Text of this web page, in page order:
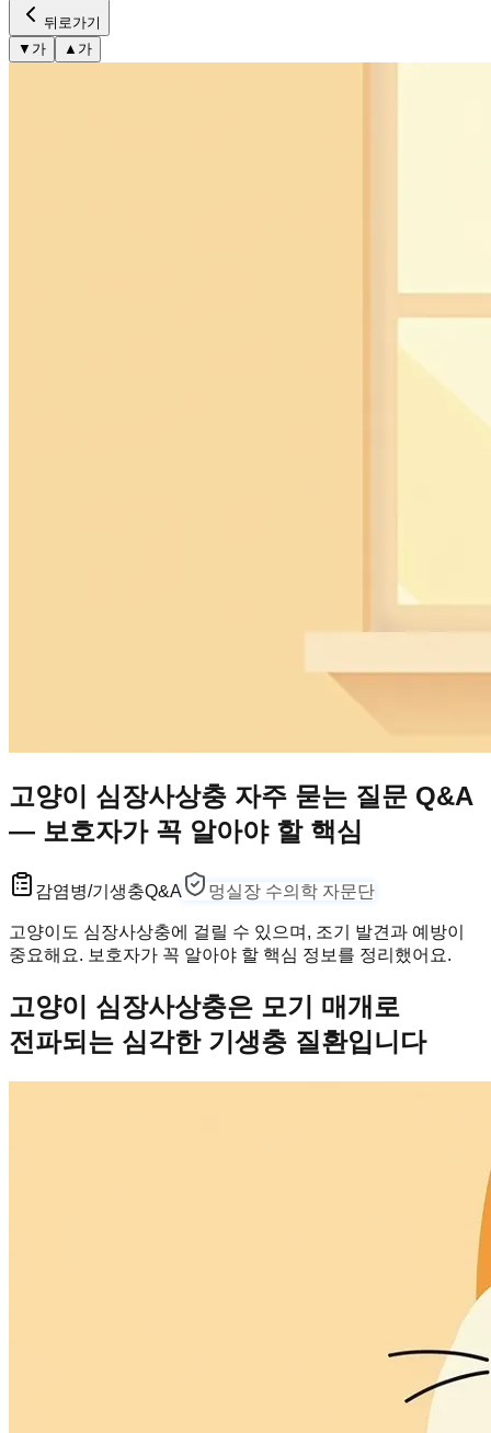
뒤로가기
▼ 가 ▲ 가
고양이 심장사상충 자주 묻는 질문 Q&A
— 보호자가 꼭 알아야 할 핵심
감염병/기생충Q&A 멍실장 수의학 자문단
고양이도 심장사상충에 걸릴 수 있으며, 조기 발견과 예방이
중요해요. 보호자가 꼭 알아야 할 핵심 정보를 정리했어요.
고양이 심장사상충은 모기 매개로
전파되는 심각한 기생충 질환입니다